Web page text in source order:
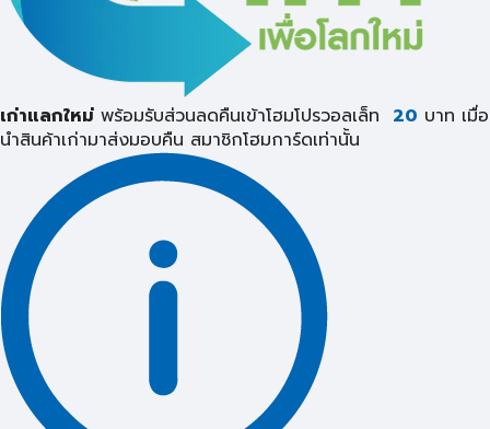
เก่าแลกใหม่ พร้อมรับส่วนลดคืนเข้าโฮมโปรวอลเล็ท 20 บาท เมื่อ
นำสินค้าเก่ามาส่งมอบคืน สมาชิกโฮมการ์ดเท่านั้น